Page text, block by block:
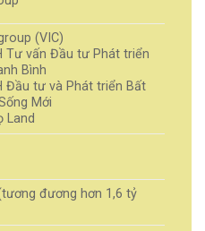
(VIC)
Tư vấn Đầu tư Phát triển
Bình
Đầu tư và Phát triển Bất
Mới
Land
đương hơn 1,6 tỷ